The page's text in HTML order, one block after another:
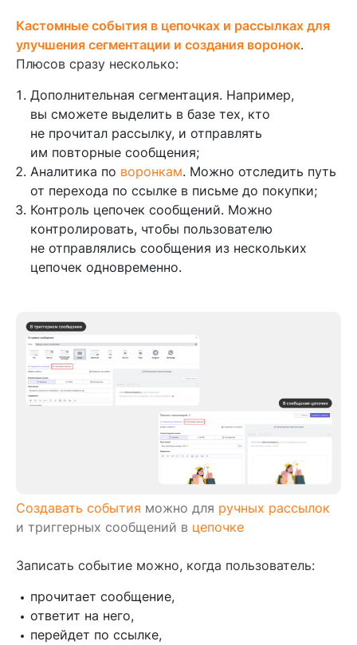
Кастомные события в цепочках и рассылках для
улучшения сегментации и создания воронок.
Плюсов сразу несколько:
Дополнительная сегментация. Например,
вы сможете выделить в базе тех, кто
не прочитал рассылку, и отправлять
им повторные сообщения;
Аналитика по воронкам. Можно отследить путь
от перехода по ссылке в письме до покупки;
Контроль цепочек сообщений. Можно
контролировать, чтобы пользователю
не отправлялись сообщения из нескольких
цепочек одновременно.
Создавать события можно для ручных рассылок
и триггерных сообщений в цепочке
Записать событие можно, когда пользователь:
прочитает сообщение,
ответит на него,
перейдет по ссылке,